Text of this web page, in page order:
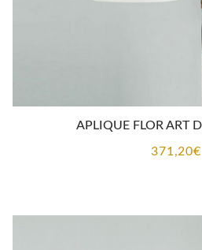
APLIQUE FLOR ART
371,20€